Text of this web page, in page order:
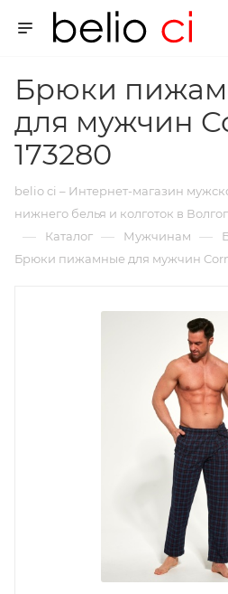
Брюки
для мужчин
173280
belio ci – Интернет-магазин
нижнего белья и колготок в
— Каталог — Мужчинам —
Брюки пижамные для мужчин